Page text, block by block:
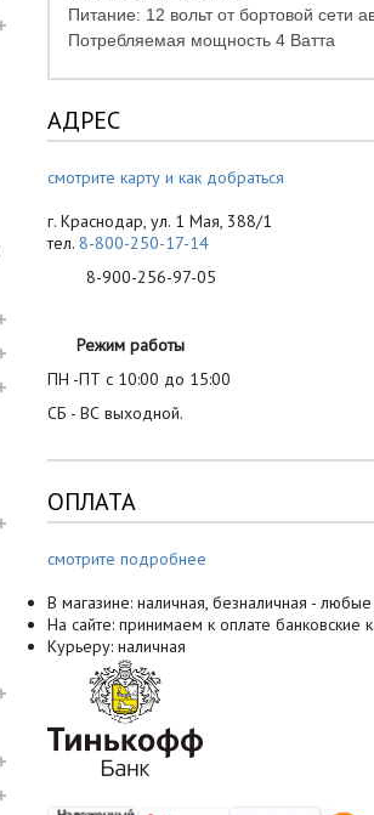
Питание: 12 вольт от бортовой сети
Потребляемая мощность 4 Ватта
АДРЕС
смотрите карту и как добраться
г. Краснодар, ул. 1 Мая, 388/1
тел. 8-800-250-17-14
8-900-256-97-05
Режим работы
ПН -ПТ с 10:00 до 15:00
СБ - ВС выходной.
ОПЛАТА
смотрите подробнее
В магазине: наличная, безналичная -
На сайте: принимаем к оплате банковские
Курьеру: наличная